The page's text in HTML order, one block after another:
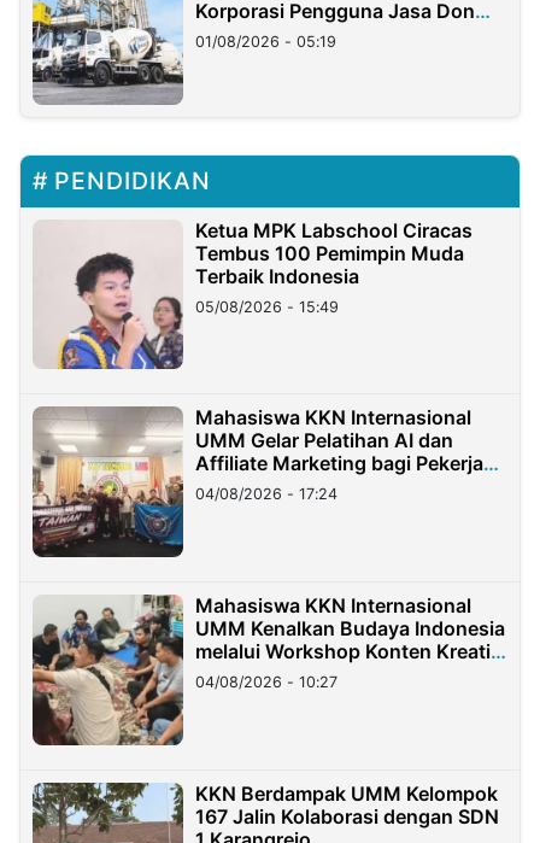
Korporasi Pengguna Jasa Don
Ritto
01/08/2026 - 05:19
PENDIDIKAN
Ketua MPK Labschool Ciracas
Tembus 100 Pemimpin Muda
Terbaik Indonesia
05/08/2026 - 15:49
Mahasiswa KKN Internasional
UMM Gelar Pelatihan AI dan
Affiliate Marketing bagi Pekerja
Migran Indonesia di Taiwan
04/08/2026 - 17:24
Mahasiswa KKN Internasional
UMM Kenalkan Budaya Indonesia
melalui Workshop Konten Kreatif
di Taiwan
04/08/2026 - 10:27
KKN Berdampak UMM Kelompok
167 Jalin Kolaborasi dengan SDN